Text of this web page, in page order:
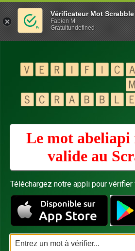
Le mot abeliapi
valide au
Téléchargez notre appli pour
Vérificateur Mot Scrabble
Fabien M
Gratuitundefined